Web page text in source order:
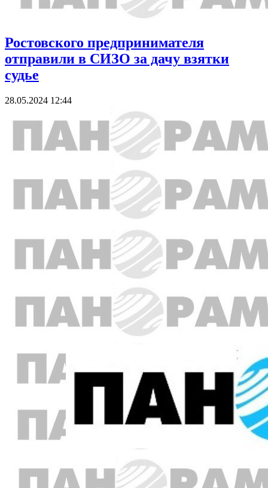
Ростовского предпринимателя
отправили в СИЗО за дачу взятки
судье
28.05.2024 12:44